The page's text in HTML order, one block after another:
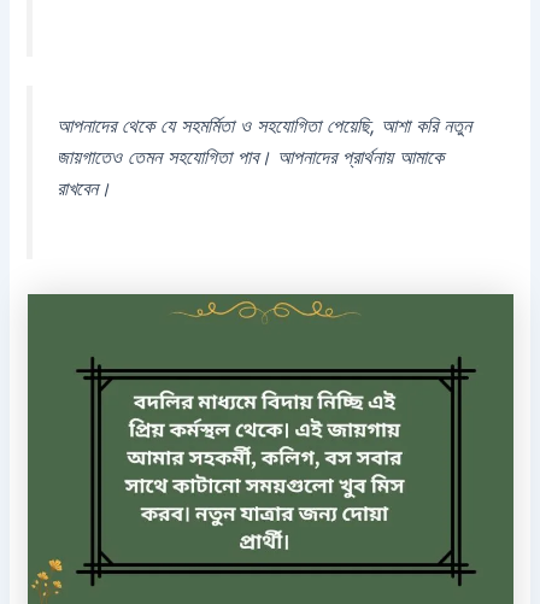
আপনাদের থেকে যে সহমর্মিতা ও সহযোগিতা পেয়েছি, আশা করি নতুন
জায়গাতেও তেমন সহযোগিতা পাব। আপনাদের প্রার্থনায় আমাকে
রাখবেন।